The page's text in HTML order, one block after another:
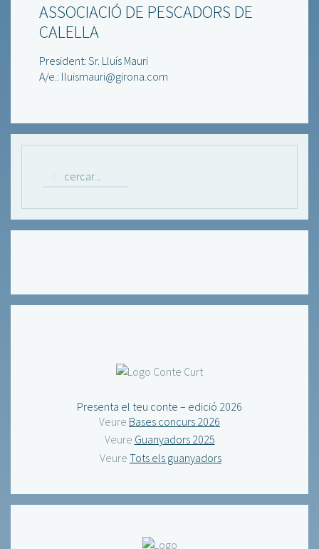
ASSOCIACIÓ DE PESCADORS DE
CALELLA
President: Sr. Lluís Mauri
A/e.: lluismauri@girona.com
Presenta el teu conte – edició 2026
Veure Bases concurs 2026
Veure Guanyadors 2025
Veure Tots els guanyadors